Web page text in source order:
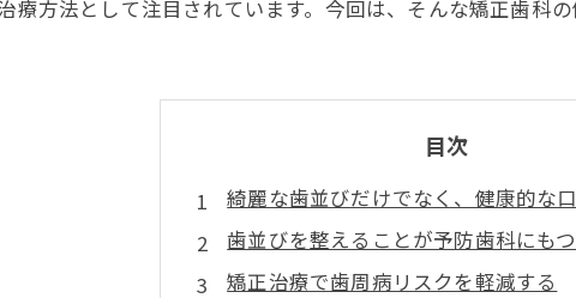
療方法として注目されています。今回は、そんな矯正歯科の
目次
綺麗な歯並びだけでなく、健康的な
歯並びを整えることが予防歯科にも
矯正治療で歯周病リスクを軽減する